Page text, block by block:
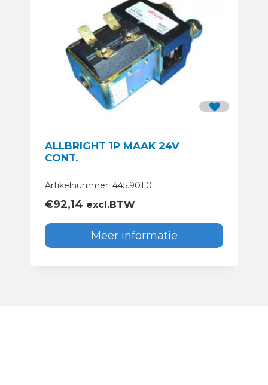
ALLBRIGHT 1P MAAK 24V
CONT.
Artikelnummer: 445.901.0
€92,14 excl.BTW
Meer informatie